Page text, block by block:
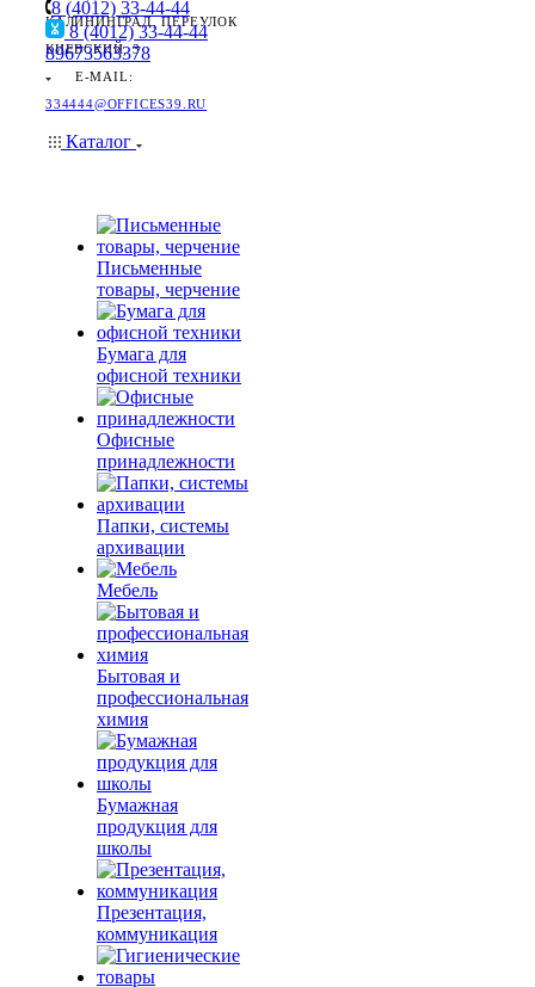
КАЛИНИНГРАД, ПЕРЕУЛОК
КИЕВСКИЙ, 3
E-MAIL:
334444@OFFICES39.RU
8 (4012) 33-44-44
8 (4012) 33-44-44
89673563378
Каталог
Письменные
товары, черчение
Бумага для
офисной техники
Офисные
принадлежности
Папки, системы
архивации
Мебель
Бытовая и
профессиональная
химия
Бумажная
продукция для
школы
Презентация,
коммуникация